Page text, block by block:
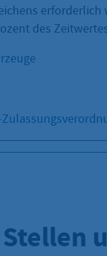
erforderlich
des